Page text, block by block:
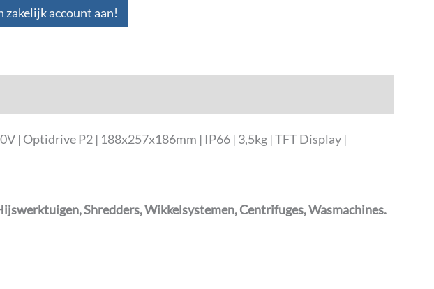
zakelijk account aan!
| Optidrive P2 | 188x257x186mm | IP66 | 3,5kg | TFT Display |
Shredders, Wikkelsystemen, Centrifuges, Wasmachines.